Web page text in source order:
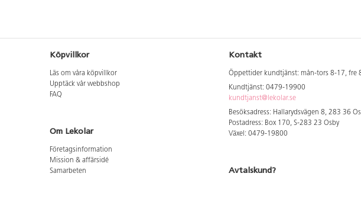
Köpvillkor
Läs om våra köpvillkor
Upptäck vår webbshop
FAQ
Om Lekolar
Företagsinformation
Mission & affärsidé
Samarbeten
Kontakt
Öppettider kundtjänst: mån-tors 8-17, fre
Kundtjänst: 0479-19900
kundtjanst@lekolar.se
Besöksadress: Hallarydsvägen 8, 283 36
Postadress: Box 170, S-283 23 Osby
Växel: 0479-19800
Avtalskund?